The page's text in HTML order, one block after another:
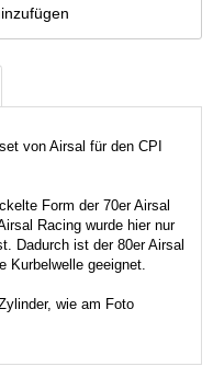
von Airsal für den CPI
Form der 70er Airsal
Racing wurde hier nur
Dadurch ist der 80er Airsal
Kurbelwelle geeignet.
wie am Foto